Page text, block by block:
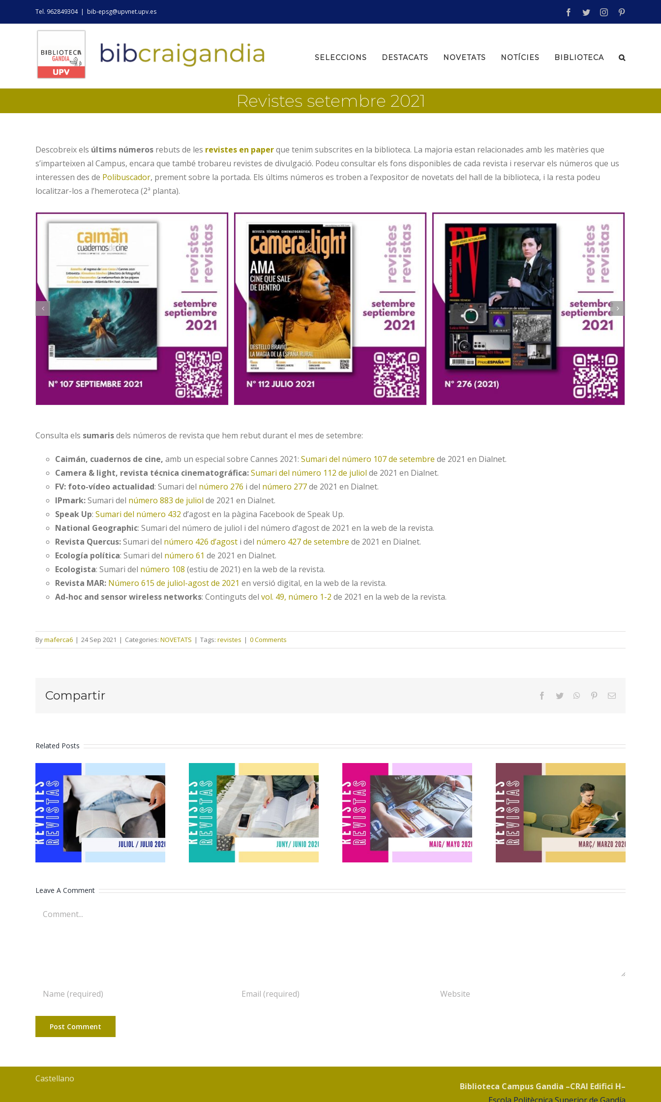
Tel. 962849304 | bib-epsg@upvnet.upv.es facebook
twitterinstagram
Search
SELECCIONS DESTACATS NOVETATS NOTÍCIES BIBLIOTECA
Revistes setembre 2021
Descobreix els últims números rebuts de les revistes en paperque tenim subscrites en la biblioteca. La majoria estan relacionades amb les matèries que
s’imparteixen al Campus, encara que també trobareu revistes de divulgació. Podeu consultar els fons disponibles de cada revista i reservar els números que us
interessen des de Polibuscador, prement sobre la portada. Els últims números es troben a l’expositor de novetats del hall de la biblioteca, i la resta podeu
localitzar-los a l’hemeroteca (2ª planta).
Consulta els sumarisdels números de revista que hem rebut durant el mes de setembre:
Caimán, cuadernos de cine, amb un especial sobre Cannes 2021: Sumari del número 107 de setembre de 2021 en Dialnet.
Camera & light, revista técnica cinematográfica:Sumari del número 112 de juliol de 2021 en Dialnet.
FV: foto-vídeo actualidad: Sumari del número 276 i del número 277de 2021 en Dialnet.
IPmark:Sumari del número 883 de juliol de 2021 en Dialnet.
Speak Up: Sumari del número 432 d’agost en la pàgina Facebook de Speak Up.
National Geographic: Sumari del número de juliol i del número d’agost de 2021 en la web de la revista.
Revista Quercus:Sumari del número 426 d’agost i del número 427 de setembre de 2021 en Dialnet.
Ecología política: Sumari del número 61 de 2021 en Dialnet.
Ecologista: Sumari del número 108 (estiu de 2021) en la web de la revista.
Revista MAR: Número 615 de juliol-agost de 2021 en versió digital, en la web de la revista.
Ad-hoc and sensor wireless networks: Continguts del vol. 49, número 1-2 de 2021 en la web de la revista.
Bymaferca6 | 24 Sep 2021 | Categories: NOVETATS | Tags: revistes | 0 Comments
Compartir facebooktwitter whatsapppinterestEmail
Related Posts
Revistes juliol
2026
Revistes juny
2026
Revistes maig
2026
Revistes març
2026
Leave A Comment
Comment
Castellano
Biblioteca Campus Gandia –CRAI Edifici H–